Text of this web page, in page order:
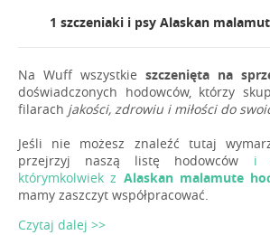
1 szczeniaki i psy Alaskan
Na Wuff wszystkie szczenięta na
doświadczonych hodowców, którzy
filarach jakości, zdrowiu i miłości do
Jeśli nie możesz znaleźć tutaj
przejrzyj naszą listę hodowców i
którymkolwiek z Alaskan malamute
mamy zaszczyt współpracować.
Czytaj dalej >>